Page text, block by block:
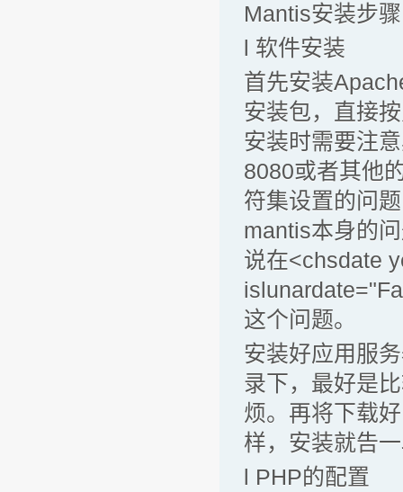
Mantis安装步骤
l 软件安装
首先安装
安装包，直接
安装时需要注
8080或者其他
符集设置的问
mantis本身的
说在<chsdate
这个问题。
安装好应用服
录下，最好是
烦。再将下载
样，安装就告
l PHP的配置